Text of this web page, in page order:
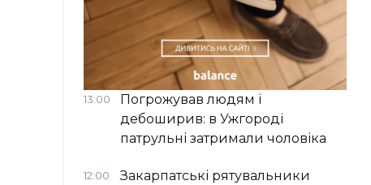
13:00
Погрожував людям і
дебоширив: в Ужгороді
патрульні затримали чоловіка
12:00
Закарпатські рятувальники